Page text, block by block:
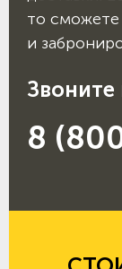
то сможете
и
8